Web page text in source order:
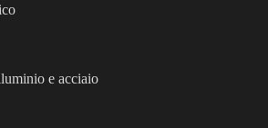
e acciaio